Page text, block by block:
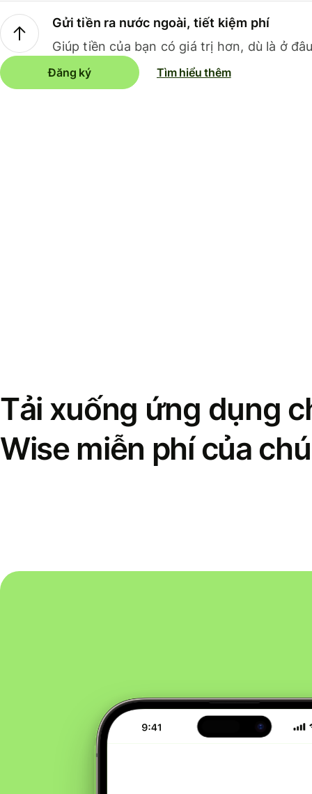
Gửi tiền ra nước ngoài, tiết kiệm phí
Giúp tiền của bạn có giá trị hơn, dù là ở
Đăng ký Tìm hiểu thêm
Tải xuống ứng dụng
Wise miễn phí của